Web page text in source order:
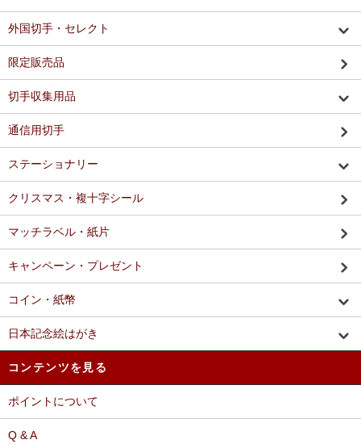
外国切手・セレクト
限定販売品
切手収集用品
通信用切手
ステーショナリー
クリスマス・複十字シール
マッチラベル・紙片
キャンペーン・プレゼント
コイン・紙幣
日本記念絵はがき
コンテンツを見る
ポイントについて
Q & A